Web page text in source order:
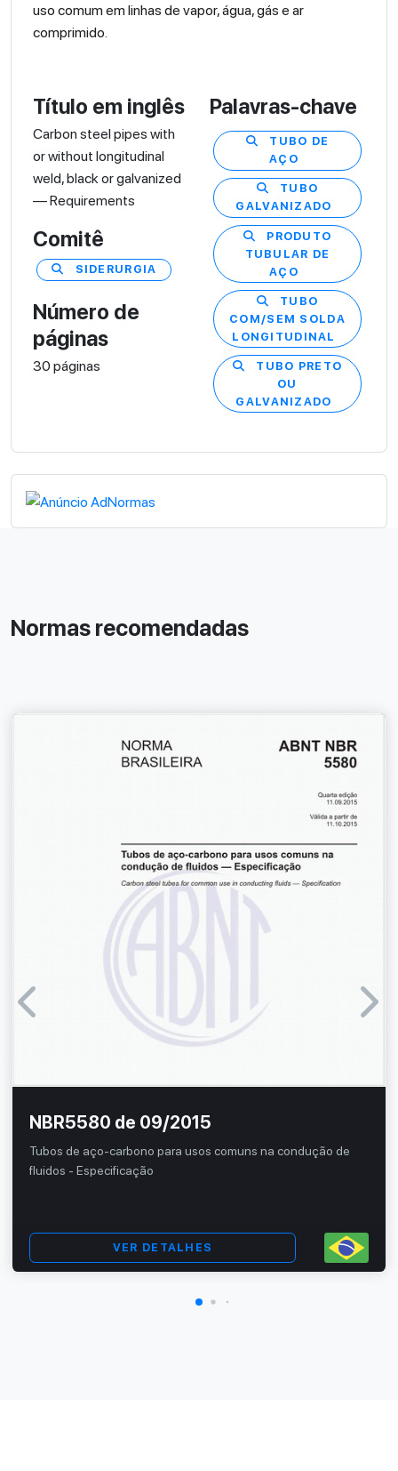
uso comum em linhas de vapor, água, gás e ar
comprimido.
Título em inglês
Carbon steel pipes with
or without longitudinal
weld, black or galvanized
— Requirements
Comitê
SIDERURGIA
Número de
páginas
30 páginas
Palavras-chave
TUBO DE
AÇO
TUBO
GALVANIZADO
PRODUTO
TUBULAR DE
AÇO
TUBO
COM/SEM SOLDA
LONGITUDINAL
TUBO PRETO
OU
GALVANIZADO
Normas recomendadas
NBR5580 de 09/2015
Tubos de aço-carbono para usos comuns na condução de
fluidos - Especificação
VER DETALHES